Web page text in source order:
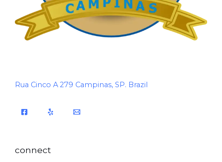
Rua Cinco A 279 Campinas, SP. Brazil
connect